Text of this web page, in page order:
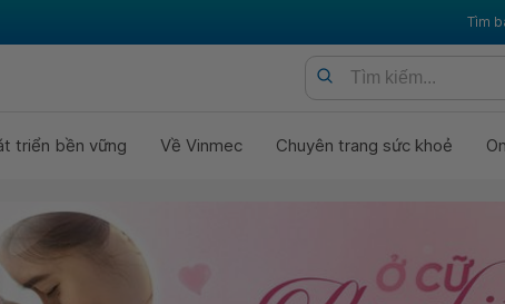
Tìm
triển bền vững Về Vinmec Chuyên trang sức khoẻ